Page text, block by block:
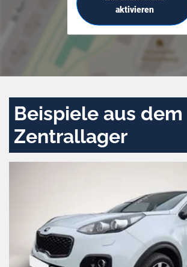
aktivieren
Beispiele aus dem
Zentrallager